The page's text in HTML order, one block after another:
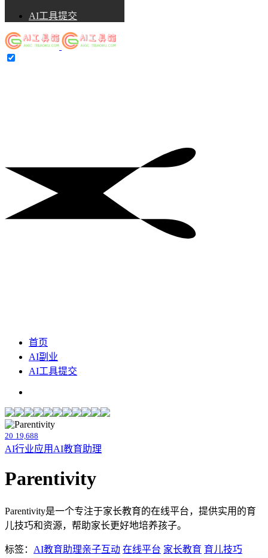
AI工具提交
首页
AI副业
AI工具提交
20 19,688
AI行业应用 AI教育助理
Parentivity
Parentivity是一个专注于家长教育的在线平台，提供实用的育
儿技巧和资源，帮助家长更好地培养孩子。
标签： AI教育助理亲子互动 在线平台 家长教育 育儿技巧